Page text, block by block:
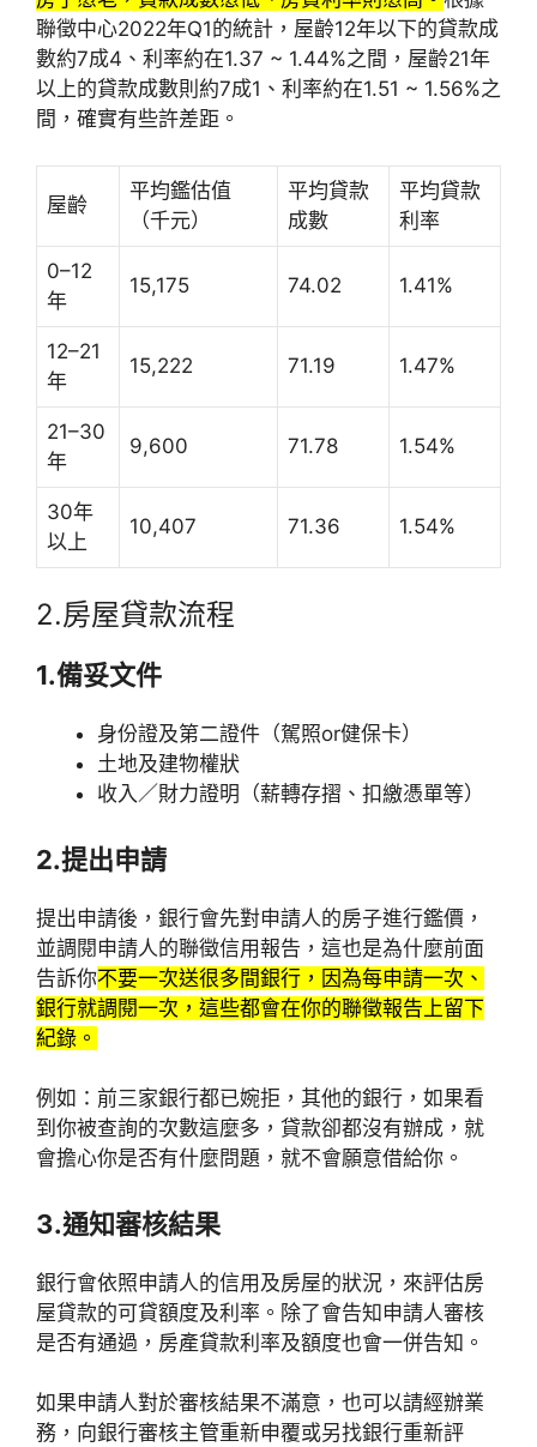
聯徵中心2022年Q1的統計，屋齡12年以下的貸款成
數約7成4、利率約在1.37 ~ 1.44%之間，屋齡21年
以上的貸款成數則約7成1、利率約在1.51 ~ 1.56%之
間，確實有些許差距。
屋齡
平均鑑估值
（千元）
平均貸款
成數
平均貸款
利率
0–12
年
15,175 74.02 1.41%
12–21
年
15,222 71.19 1.47%
21–30
年
9,600 71.78 1.54%
30年
以上
10,407 71.36 1.54%
2.房屋貸款流程
1.備妥文件
身份證及第二證件（駕照or健保卡）
土地及建物權狀
收入／財力證明（薪轉存摺、扣繳憑單等）
2.提出申請
提出申請後，銀行會先對申請人的房子進行鑑價，
並調閱申請人的聯徵信用報告，這也是為什麼前面
告訴你不要一次送很多間銀行，因為每申請一次、
銀行就調閱一次，這些都會在你的聯徵報告上留下
紀錄。
例如：前三家銀行都已婉拒，其他的銀行，如果看
到你被查詢的次數這麼多，貸款卻都沒有辦成，就
會擔心你是否有什麼問題，就不會願意借給你。
3.通知審核結果
銀行會依照申請人的信用及房屋的狀況，來評估房
屋貸款的可貸額度及利率。除了會告知申請人審核
是否有通過，房產貸款利率及額度也會一併告知。
如果申請人對於審核結果不滿意，也可以請經辦業
務，向銀行審核主管重新申覆或另找銀行重新評